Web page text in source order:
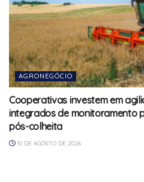
AGRONEGÓCIO
Cooperativas investem em
integrados de monitoramento
pós-colheita
10 DE AGOSTO DE 2026